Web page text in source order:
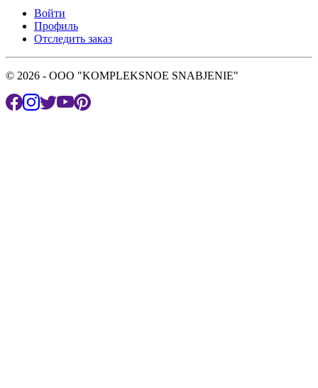
Войти
Профиль
Отследить заказ
© 2026 - OOO "KOMPLEKSNOE SNABJENIE"